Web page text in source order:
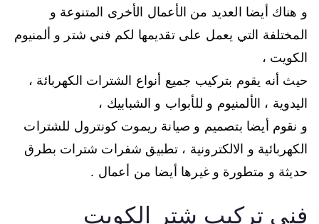
و هناك أيضا العديد من الأعمال الأخرى المتنوعة و
المختلفة التي يعمل على تقديمها لكم فني شتر و ألمنيوم
الكويت ،
حيث أنه يقوم بتركيب جميع أنواع الشترات الكهربائة ،
اليدوية ، الألمنيوم و للأبواب و الشبابيك ،
و نقوم أيضا بتصميم و صيانة ريموت كونترول للشترات
الكهربائية و الالكترونية ، تطبيق شفرات شترات بطرق
حديثة و متطورة و غيرها أيضا من أعمال .
فني تركيب شتر الكويت